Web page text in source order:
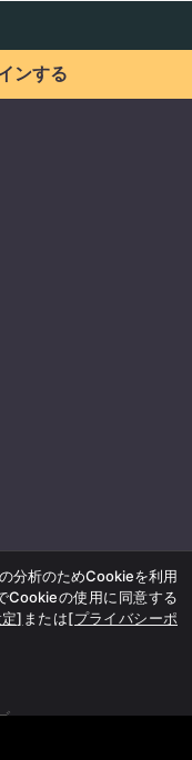
ンする
分析のためCookieを利用
Cookieの使用に同意する
] または[プライバシーポ